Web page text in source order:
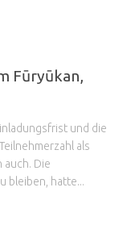
Fūryūkan,
und die
als
auch. Die
bleiben, hatte...